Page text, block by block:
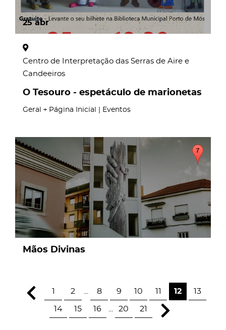
25 abr
Centro de Interpretação das Serras de Aire e
Candeeiros
O Tesouro - espetáculo de marionetas
Geral Página Inicial | Eventos
page
Mãos Divinas
1 2 8 9 10 11 12 13
14 15 16 20 21